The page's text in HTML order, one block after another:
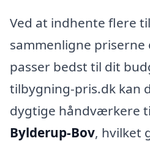
Ved at indhente flere
sammenligne
passer bedst til dit
tilbygning-pris.dk kan
dygtige håndværkere
Bylderup-Bov, hvilket